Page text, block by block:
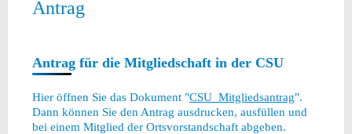
Antrag
Antrag für die Mitgliedschaft in der CSU
Hier öffnen Sie das Dokument "CSU_Mitgliedsantrag".
Dann können Sie den Antrag ausdrucken, ausfüllen und
bei einem Mitglied der Ortsvorstandschaft abgeben.